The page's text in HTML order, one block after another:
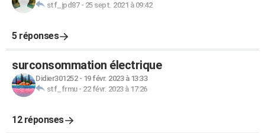
stf_jpd87- 25 sept. 2021 à 09:42
5 réponses
surconsommation électrique
Didier301252- 19 févr. 2023 à 13:33
stf_frmu- 22 févr. 2023 à 17:26
12 réponses